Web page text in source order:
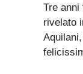
Tre anni
rivelato